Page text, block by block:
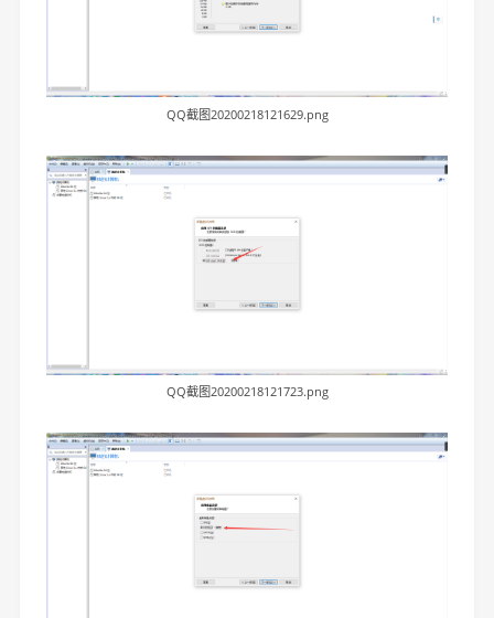
QQ截图20200218121629.png
QQ截图20200218121723.png